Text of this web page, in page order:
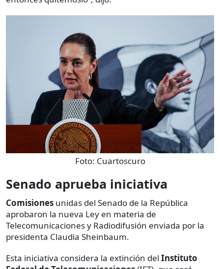
Foto: Cuartoscuro
Senado aprueba iniciativa
Comisiones unidas del Senado de la República
aprobaron la nueva Ley en materia de
Telecomunicaciones y Radiodifusión enviada por la
presidenta Claudia Sheinbaum.
Esta iniciativa considera la extinción del Instituto